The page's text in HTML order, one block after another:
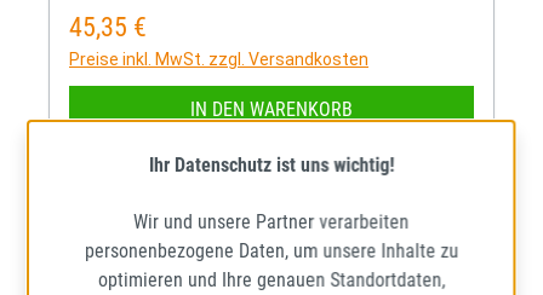
Regulärer Preis:
45,35 €
Preise inkl. MwSt. zzgl. Versandkosten
IN DEN WARENKORB
Ihr Datenschutz ist uns wichtig!
Wir und unsere Partner verarbeiten
personenbezogene Daten, um unsere Inhalte zu
optimieren und Ihre genauen Standortdaten,